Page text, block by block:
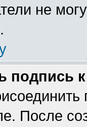
не
подпись
После